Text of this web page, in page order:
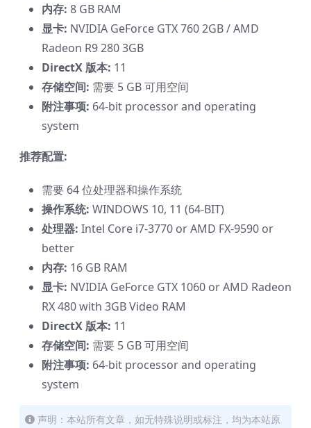
内存: 8 GB RAM
显卡: NVIDIA GeForce GTX 760 2GB / AMD
Radeon R9 280 3GB
DirectX 版本: 11
存储空间: 需要 5 GB 可用空间
附注事项: 64-bit processor and operating
system
推荐配置:
需要 64 位处理器和操作系统
操作系统: WINDOWS 10, 11 (64-BIT)
处理器: Intel Core i7-3770 or AMD FX-9590 or
better
内存: 16 GB RAM
显卡: NVIDIA GeForce GTX 1060 or AMD Radeon
RX 480 with 3GB Video RAM
DirectX 版本: 11
存储空间: 需要 5 GB 可用空间
附注事项: 64-bit processor and operating
system
声明：本站所有文章，如无特殊说明或标注，均为本站原